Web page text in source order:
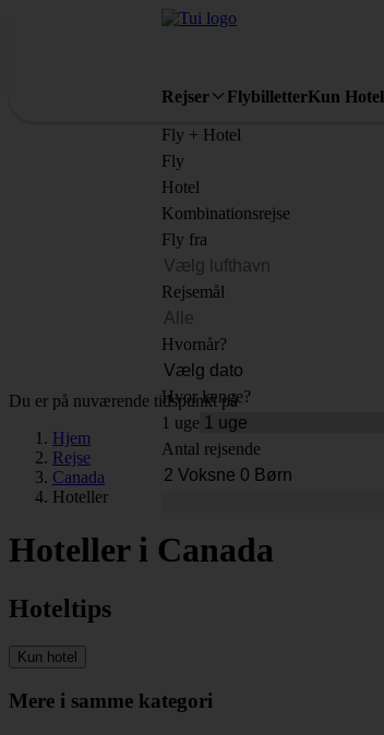
Rejser FlybilletterKun Hotel
Fly + Hotel
Fly
Hotel
Kombinationsrejse
Fly fra
Rejsemål
Hvornår?
Hvor længe?
1 uge
Antal rejsende
Du er på nuværende tidspunkt på
Hjem
Rejse
Canada
Hoteller
Hoteller i Canada
Hoteltips
Kun hotel
Mere i samme kategori